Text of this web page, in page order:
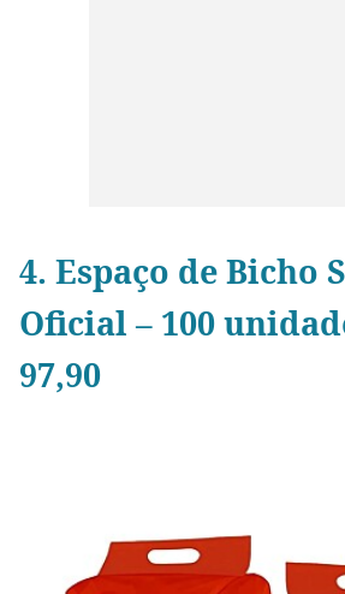
4. Espaço de Bicho
Oficial – 100
97,90